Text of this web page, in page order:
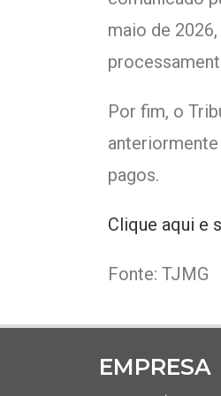
maio de
Por fim, o
pagos.
Clique aqui e
Fonte: TJMG
EMPRESA